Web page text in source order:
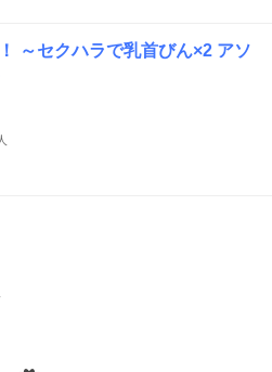
～セクハラで乳首びん×2 アソ